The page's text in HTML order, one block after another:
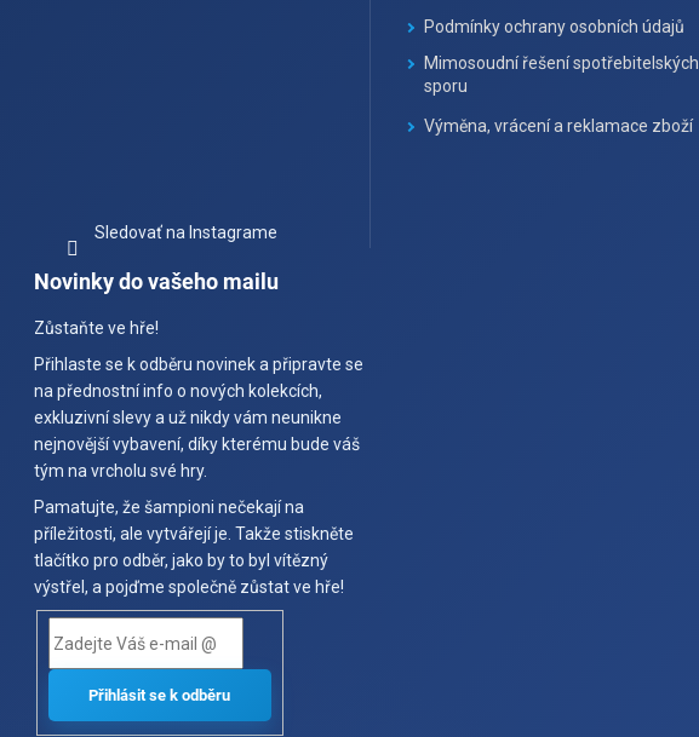
Sledovať na Instagrame
Podmínky ochrany osobních údajů
Mimosoudní řešení spotřebitelských
sporu
Výměna, vrácení a reklamace zboží
Novinky do vašeho mailu
Zůstaňte ve hře!
Přihlaste se k odběru novinek a připravte se
na přednostní info o nových kolekcích,
exkluzivní slevy a už nikdy vám neunikne
nejnovější vybavení, díky kterému bude váš
tým na vrcholu své hry.
Pamatujte, že šampioni nečekají na
příležitosti, ale vytvářejí je. Takže stiskněte
tlačítko pro odběr, jako by to byl vítězný
výstřel, a pojďme společně zůstat ve hře!